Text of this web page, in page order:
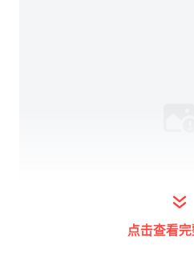
点击查看